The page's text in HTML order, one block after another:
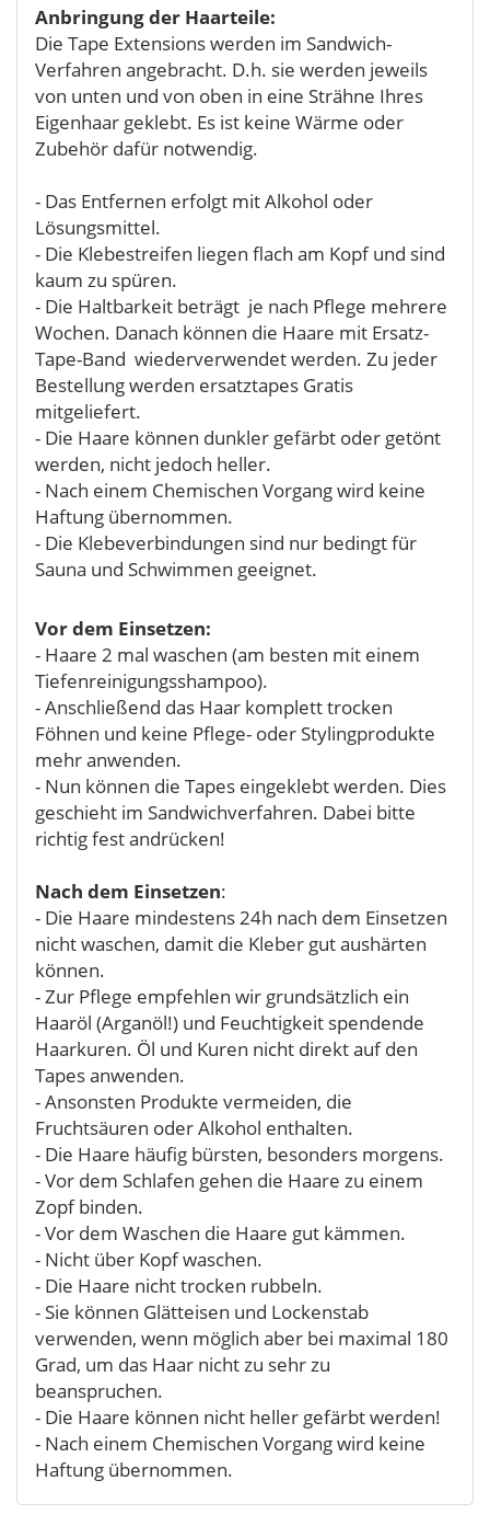
Anbringung der Haarteile:
Die Tape Extensions werden im Sandwich-
Verfahren angebracht. D.h. sie werden jeweils
von unten und von oben in eine Strähne Ihres
Eigenhaar geklebt. Es ist keine Wärme oder
Zubehör dafür notwendig.
- Das Entfernen erfolgt mit Alkohol oder
Lösungsmittel.
- Die Klebestreifen liegen flach am Kopf und sind
kaum zu spüren.
- Die Haltbarkeit beträgt je nach Pflege mehrere
Wochen. Danach können die Haare mit Ersatz-
Tape-Band wiederverwendet werden. Zu jeder
Bestellung werden ersatztapes Gratis
mitgeliefert.
- Die Haare können dunkler gefärbt oder getönt
werden, nicht jedoch heller.
- Nach einem Chemischen Vorgang wird keine
Haftung übernommen.
- Die Klebeverbindungen sind nur bedingt für
Sauna und Schwimmen geeignet.
Vor dem Einsetzen:
- Haare 2 mal waschen (am besten mit einem
Tiefenreinigungsshampoo).
- Anschließend das Haar komplett trocken
Föhnen und keine Pflege- oder Stylingprodukte
mehr anwenden.
- Nun können die Tapes eingeklebt werden. Dies
geschieht im Sandwichverfahren. Dabei bitte
richtig fest andrücken!
Nach dem Einsetzen:
- Die Haare mindestens 24h nach dem Einsetzen
nicht waschen, damit die Kleber gut aushärten
können.
- Zur Pflege empfehlen wir grundsätzlich ein
Haaröl (Arganöl!) und Feuchtigkeit spendende
Haarkuren. Öl und Kuren nicht direkt auf den
Tapes anwenden.
- Ansonsten Produkte vermeiden, die
Fruchtsäuren oder Alkohol enthalten.
- Die Haare häufig bürsten, besonders morgens.
- Vor dem Schlafen gehen die Haare zu einem
Zopf binden.
- Vor dem Waschen die Haare gut kämmen.
- Nicht über Kopf waschen.
- Die Haare nicht trocken rubbeln.
- Sie können Glätteisen und Lockenstab
verwenden, wenn möglich aber bei maximal 180
Grad, um das Haar nicht zu sehr zu
beanspruchen.
- Die Haare können nicht heller gefärbt werden!
- Nach einem Chemischen Vorgang wird keine
Haftung übernommen.